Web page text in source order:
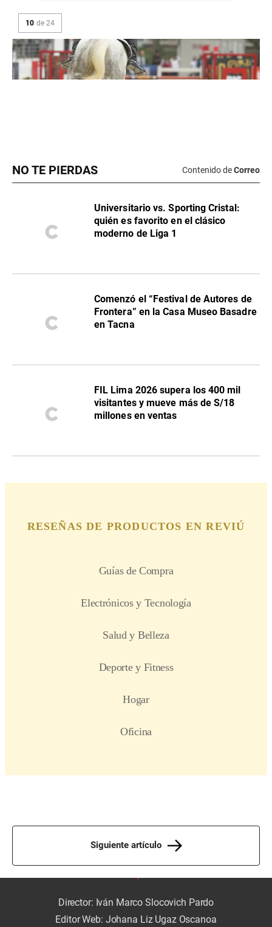
NO TE PIERDAS Contenido deCorreo
Universitario vs. Sporting Cristal:
quién es favorito en el clásico
moderno de Liga 1
Comenzó el “Festival de Autores de
Frontera” en la Casa Museo Basadre
en Tacna
FIL Lima 2026 supera los 400 mil
visitantes y mueve más de S/18
millones en ventas
Siguiente artículo
Director: Iván Marco Slocovich Pardo
Editor Web: Johana Liz Ugaz Oscanoa